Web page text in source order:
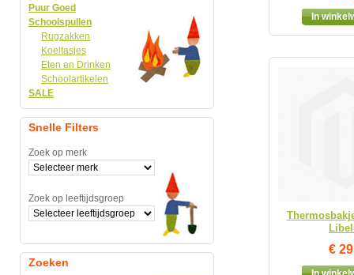
In
€
Puur Goed
Schoolspullen
Rugzakken
Koeltasjes
Eten en Drinken
Schoolartikelen
SALE
Snelle Filters
Zoek op merk
Zoek op leeftijdsgroep
Zoeken